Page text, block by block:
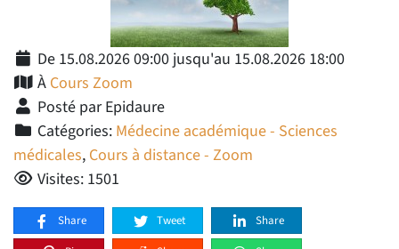
De 15.08.2026 09:00 jusqu'au 15.08.2026 18:00
À Cours Zoom
Posté par Epidaure
Catégories: Médecine académique - Sciences
médicales, Cours à distance - Zoom
Visites: 1501
Share Tweet
Share